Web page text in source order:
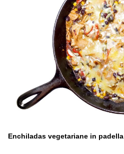
Enchiladas vegetariane in padella